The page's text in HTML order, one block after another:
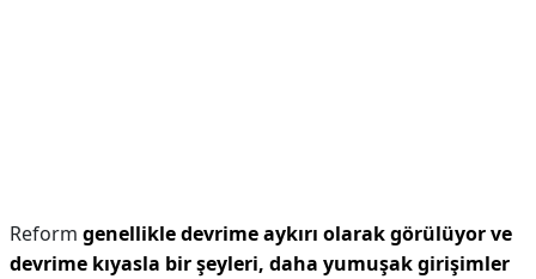
Reform genellikle devrime aykırı olarak görülüyor ve
devrime kıyasla bir şeyleri, daha yumuşak girişimler